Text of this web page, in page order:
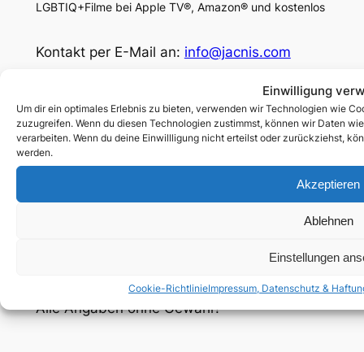
Einwilligung
Um dir ein optimales Erlebnis zu bieten, verwenden wir Technologien wie
zuzugreifen. Wenn du diesen Technologien zustimmst, können wir Daten
verarbeiten. Wenn du deine Einwillligung nicht erteilst oder zurückziehst,
werden.
Akzeptieren
Ablehnen
Einstellungen
Cookie-RichtlinieImpressum, Datenschutz &
LGBTIQ+Filme bei Apple TV®, Amazon® und kostenlos
Kontakt per E-Mail an: info@jacnis.com
Social
© 2025 by Jacnis.com
Alle Angaben ohne Gewähr!